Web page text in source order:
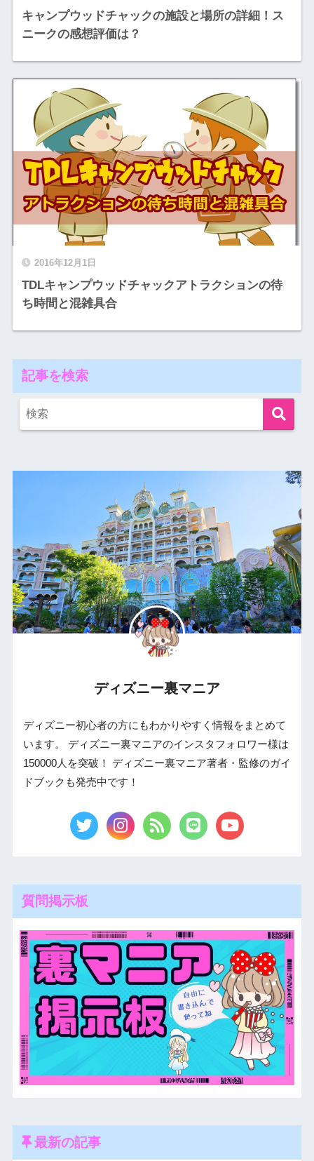
キャンプウッドチャックの施設と場所の詳細！ス
ニークの感想評価は？
2016年12月1日
TDLキャンプウッドチャックアトラクションの待
ち時間と混雑具合
記事を検索
ディズニー裏マニア
ディズニー初心者の方にもわかりやすく情報をまとめて
います。 ディズニー裏マニアのインスタフォロワー様は
150000人を突破！ ディズニー裏マニア著者・監修のガイ
ドブックも発売中です！
質問掲示板
最新の記事